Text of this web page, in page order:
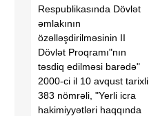
Respublikasında Dövlət
əmlakının
özəlləşdirilməsinin II
Dövlət Proqramı"nın
təsdiq edilməsi barədə"
2000-ci il 10 avqust tarixli
383 nömrəli, "Yerli icra
hakimiyyətləri haqqında